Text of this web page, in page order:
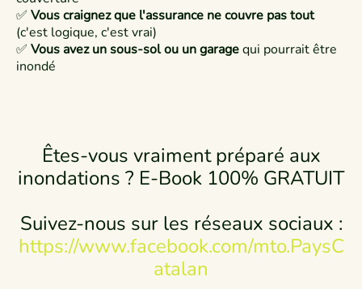
✅ Vous craignez que l'assurance ne couvre pas tout
(c'est logique, c'est vrai)
✅ Vous avez un sous-sol ou un garagequi pourrait être
inondé
Êtes-vous vraiment préparé aux
inondations ? E-Book 100% GRATUIT
Suivez-nous sur les réseaux sociaux :
https://www.facebook.com/mto.PaysC
atalan